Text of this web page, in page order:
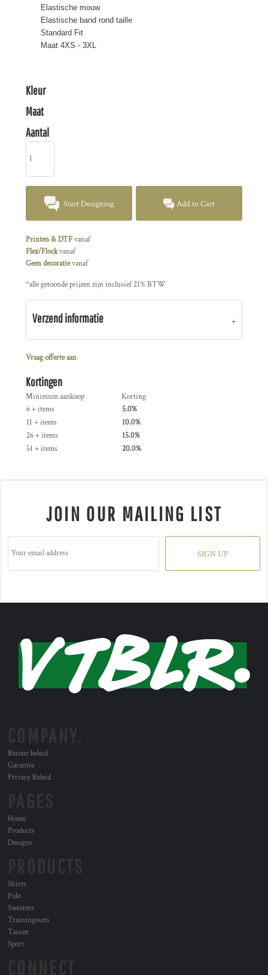
Elastische mouw.
Elastische band rond taille
Standard Fit
Maat 4XS - 3XL
Kleur
Maat
Aantal
Start Designing Add to Cart
Printen & DTFvanaf
Flex/Flockvanaf
Geen decoratievanaf
*alle getoonde prijzen zijn inclusief 21% BTW
Verzend informatie
Vraag offerte aan
Kortingen
Minimum aankoop
Korting
6 + items
5.0%
11 + items
10.0%
26 + items
15.0%
51 + items
20.0%
JOIN OUR MAILING LIST
SIGN UP
Retour beleid
Garantie
Privacy Beleid
Home
Products
Designs
Shirts
Polo
Sweaters
Trainingssets
Tassen
Sport